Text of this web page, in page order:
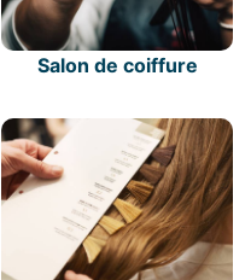
Salon de coiffure